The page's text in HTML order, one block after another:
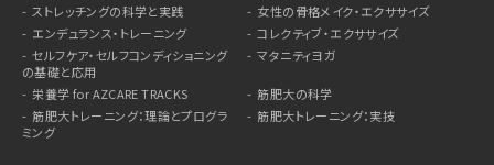
ストレッチングの科学と実践
女性の骨格メイク・エクササイズ
エンデュランス・トレーニング
コレクティブ・エクササイズ
セルフケア・セルフコンディショニング
の基礎と応用
マタニティヨガ
栄養学 for AZCARE TRACKS
筋肥大の科学
筋肥大トレーニング：理論とプログラ
ミング
筋肥大トレーニング：実技